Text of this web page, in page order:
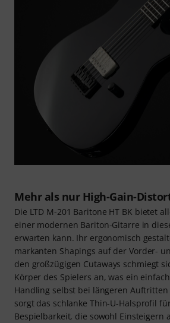
Mehr als nur High-Gain-
Die LTD M-201 Baritone HT BK bietet
einer modernen Bariton-Gitarre in
erwarten kann. Ihr ergonomisch
markanten Shapings auf der Vorder-
den großzügigen Cutaways schmiegt
Körper des Spielers an, was ein
Handling selbst bei längeren
sorgt das schlanke Thin-U-Halsprofil
Bespielbarkeit, die sowohl Einsteigern